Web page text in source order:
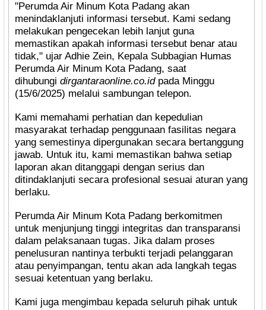
"Perumda Air Minum Kota Padang akan
menindaklanjuti informasi tersebut. Kami sedang
melakukan pengecekan lebih lanjut guna
memastikan apakah informasi tersebut benar atau
tidak," ujar Adhie Zein, Kepala Subbagian Humas
Perumda Air Minum Kota Padang, saat
dihubungidirgantaraonline.co.idpada Minggu
(15/6/2025) melalui sambungan telepon.
Kami memahami perhatian dan kepedulian
masyarakat terhadap penggunaan fasilitas negara
yang semestinya dipergunakan secara bertanggung
jawab. Untuk itu, kami memastikan bahwa setiap
laporan akan ditanggapi dengan serius dan
ditindaklanjuti secara profesional sesuai aturan yang
berlaku.
Perumda Air Minum Kota Padang berkomitmen
untuk menjunjung tinggi integritas dan transparansi
dalam pelaksanaan tugas. Jika dalam proses
penelusuran nantinya terbukti terjadi pelanggaran
atau penyimpangan, tentu akan ada langkah tegas
sesuai ketentuan yang berlaku.
Kami juga mengimbau kepada seluruh pihak untuk